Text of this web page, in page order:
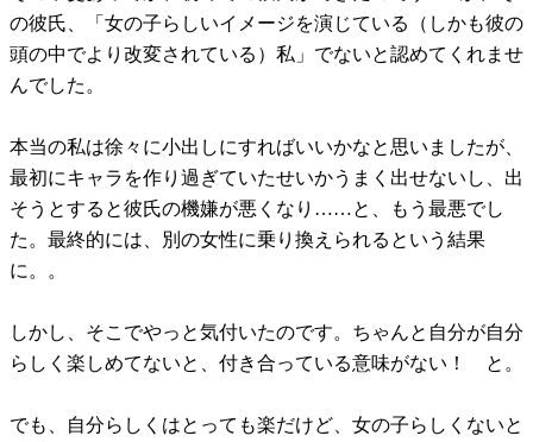
の彼氏、「女の子らしいイメージを演じている（しかも彼の
頭の中でより改変されている）私」でないと認めてくれませ
んでした。
本当の私は徐々に小出しにすればいいかなと思いましたが、
最初にキャラを作り過ぎていたせいかうまく出せないし、出
そうとすると彼氏の機嫌が悪くなり……と、もう最悪でし
た。最終的には、別の女性に乗り換えられるという結果
に。。
しかし、そこでやっと気付いたのです。ちゃんと自分が自分
らしく楽しめてないと、付き合っている意味がない！ と。
でも、自分らしくはとっても楽だけど、女の子らしくないと